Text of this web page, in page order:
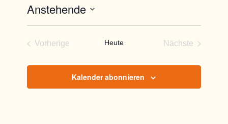
Anstehende
Vorherige
Heute
Nächste
Kalender abonnieren